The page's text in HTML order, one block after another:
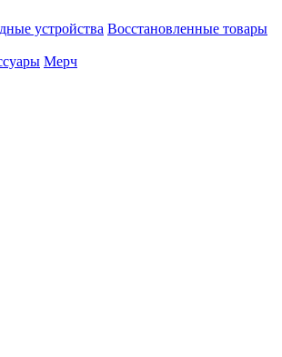
устройства Восстановленные товары
Мерч